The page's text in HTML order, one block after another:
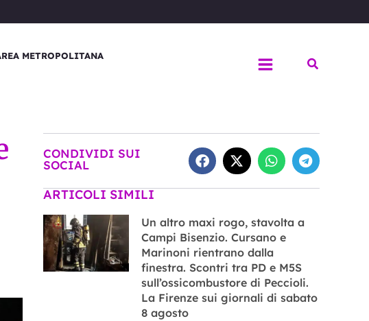
METROPOLITANA
Cerca
CONDIVIDI SUI
SOCIAL
ARTICOLI SIMILI
Un altro maxi rogo, stavolta a
Campi Bisenzio. Cursano e
Marinoni rientrano dalla
finestra. Scontri tra PD e M5S
sull’ossicombustore di Peccioli.
La Firenze sui giornali di sabato
8 agosto